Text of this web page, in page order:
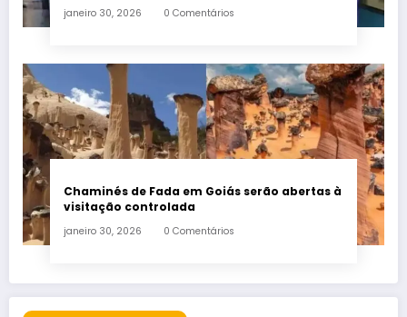
janeiro 30, 2026 0 Comentários
Chaminés de Fada em Goiás serão abertas à
visitação controlada
janeiro 30, 2026 0 Comentários